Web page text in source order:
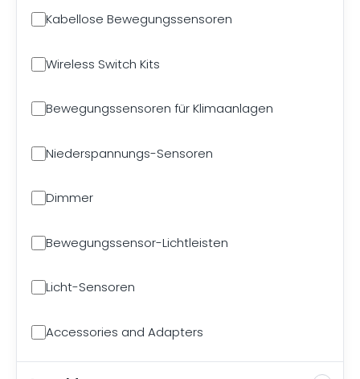
Kabellose Bewegungssensoren
Wireless Switch Kits
Bewegungssensoren für Klimaanlagen
Niederspannungs-Sensoren
Dimmer
Bewegungssensor-Lichtleisten
Licht-Sensoren
Accessories and Adapters